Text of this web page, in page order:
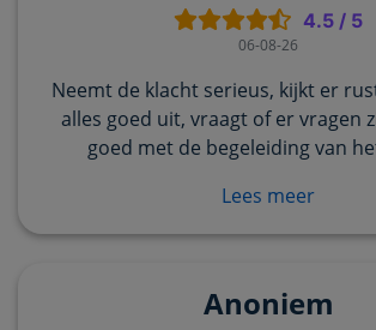
4.5/ 5
06-08-26
Neemt de klacht serieus, kijkt er
alles goed uit, vraagt of er vragen
goed met de begeleiding van
Lees meer
Anoniem